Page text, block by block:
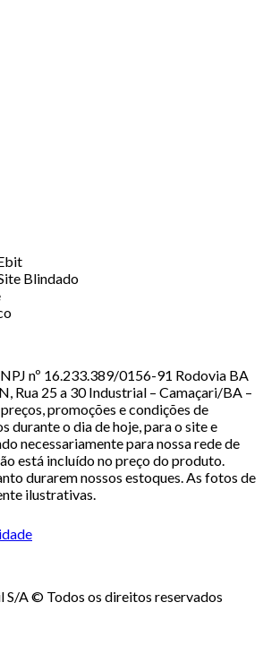
nº 16.233.389/0156-91 Rodovia BA
Rua 25 a 30 Industrial – Camaçari/BA –
promoções e condições de
durante o dia de hoje, para o site e
necessariamente para nossa rede de
está incluído no preço do produto.
durarem nossos estoques. As fotos de
ilustrativas.
S/A © Todos os direitos reservados